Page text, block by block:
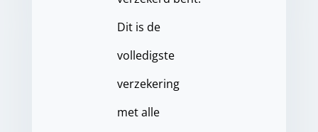
Dit is de
volledigste
verzekering
met alle